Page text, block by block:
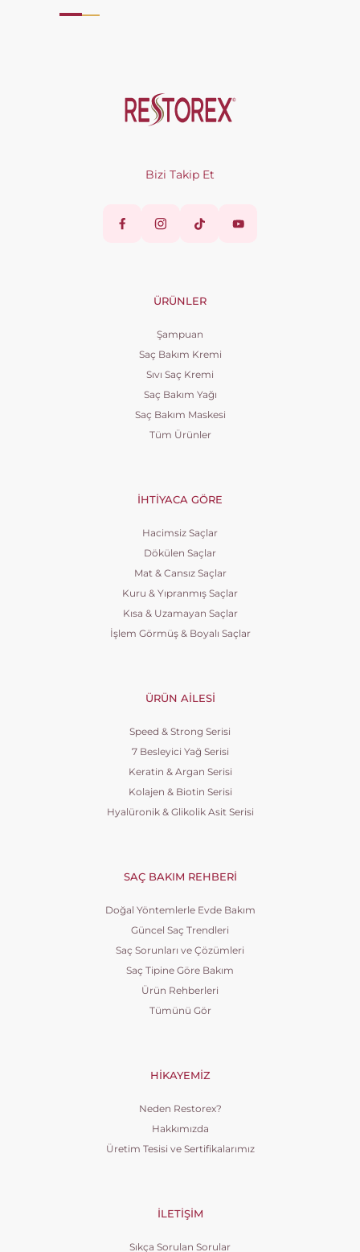
ÜRÜNLER
Şampuan
Saç Bakım Kremi
Sıvı Saç Kremi
Saç Bakım Yağı
Saç Bakım Maskesi
Tüm Ürünler
İHTIYACA GÖRE
Hacimsiz Saçlar
Dökülen Saçlar
Mat & Cansız Saçlar
Kuru & Yıpranmış Saçlar
Kısa & Uzamayan Saçlar
İşlem Görmüş & Boyalı Saçlar
ÜRÜN AILESI
Speed & Strong Serisi
7 Besleyici Yağ Serisi
Keratin & Argan Serisi
Kolajen & Biotin Serisi
Hyalüronik & Glikolik Asit Serisi
SAÇ BAKIM REHBERI
Doğal Yöntemlerle Evde Bakım
Güncel Saç Trendleri
Saç Sorunları ve Çözümleri
Saç Tipine Göre Bakım
Ürün Rehberleri
Tümünü Gör
HIKAYEMIZ
Neden Restorex?
Hakkımızda
Üretim Tesisi ve Sertifikalarımız
İLETIŞIM
Sıkça Sorulan Sorular
Bizi Takip Et